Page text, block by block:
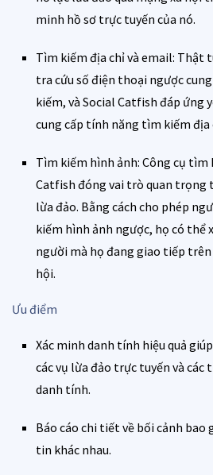
minh hồ sơ trực tuyến của nó.
Tìm kiếm địa chỉ và email: Thật
tra cứu số điện thoại ngược
kiếm, và Social Catfish đáp ứng
cung cấp tính năng tìm kiếm địa
Tìm kiếm hình ảnh: Công cụ tìm
Catfish đóng vai trò quan trọng
lừa đảo. Bằng cách cho phép
kiếm hình ảnh ngược, họ có thể
người mà họ đang giao tiếp
hội.
Ưu điểm
Xác minh danh tính hiệu quả
các vụ lừa đảo trực tuyến và các
danh tính.
Báo cáo chi tiết về bối cảnh
tin khác nhau.